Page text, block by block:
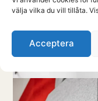
välja vilka du vill tillåta.
Acceptera